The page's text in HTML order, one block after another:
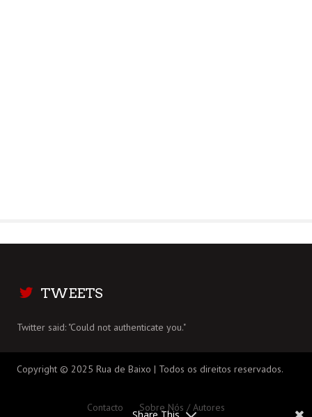
TWEETS
Twitter said: "Could not authenticate you."
Copyright © 2025 Rua de Baixo | Todos os direitos reservados.
Contacto Sobre Nós / Autores